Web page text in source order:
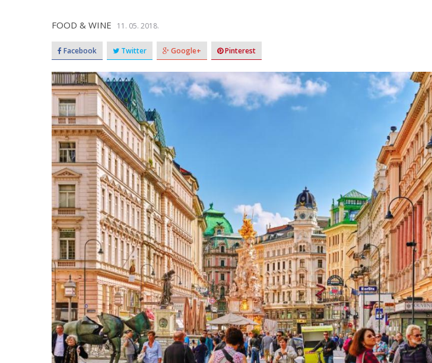
FOOD & WINE 11. 05. 2018.
Facebook Twitter Google+ Pinterest